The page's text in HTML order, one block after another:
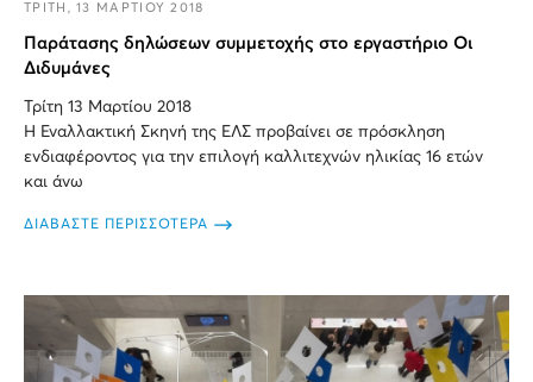
ΤΡΙΤΗ, 13 ΜΑΡΤΙΟΥ 2018
Παράτασης δηλώσεων συμμετοχής στο εργαστήριο Οι
Διδυμάνες
Τρίτη 13 Μαρτίου 2018
Η Εναλλακτική Σκηνή της ΕΛΣ προβαίνει σε πρόσκληση
ενδιαφέροντος για την επιλογή καλλιτεχνών ηλικίας 16 ετών
και άνω
ΔΙΑΒΑΣΤΕ ΠΕΡΙΣΣΟΤΕΡΑ